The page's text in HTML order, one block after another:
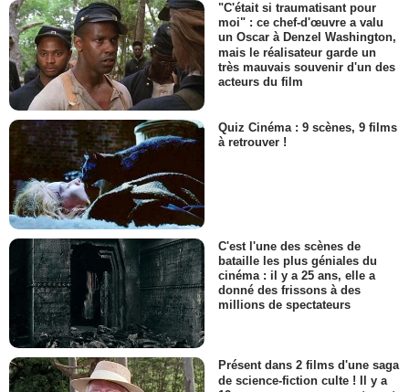
"C'était si traumatisant pour
moi" : ce chef-d'œuvre a valu
un Oscar à Denzel Washington,
mais le réalisateur garde un
très mauvais souvenir d'un des
acteurs du film
Quiz Cinéma : 9 scènes, 9 films
à retrouver !
C'est l'une des scènes de
bataille les plus géniales du
cinéma : il y a 25 ans, elle a
donné des frissons à des
millions de spectateurs
Présent dans 2 films d'une saga
de science-fiction culte ! Il y a